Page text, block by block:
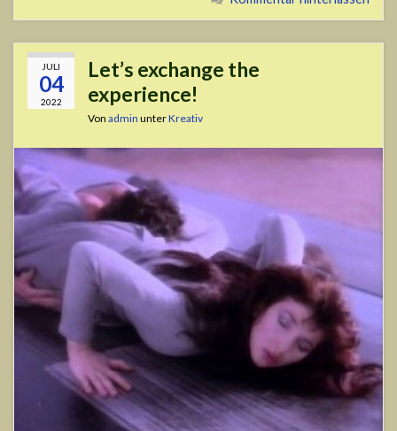
JULI
04
2022
Let’s exchange the
experience!
Von admin unterKreativ